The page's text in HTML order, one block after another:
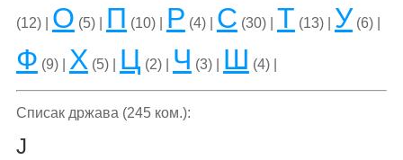
(12) | О (5) | П (10) | Р (4) | С (30) | Т (13) | У (6) |
Ф (9) | Х (5) | Ц (2) | Ч (3) | Ш (4) |
Списак држава (245 ком.):
Ј